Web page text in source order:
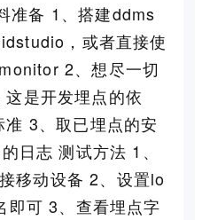
准备 1、搭建ddms
，或者直接使
2、想尽一切
是开发埋点的依
3、取已埋点的安
日志 测试方法 1、
移动设备 2、设置lo
可 3、查看埋点字